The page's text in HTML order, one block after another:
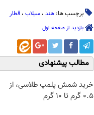
برچسب ها: هند ، سیلاب ، قطار
بازدید از صفحه اول
مطالب پیشنهادی
خرید شمش پلمپ طلاسی، از
۰.۵ گرم تا ۱۰ گرم